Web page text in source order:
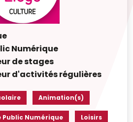
Numérique
de stages
d'activités régulières
Animation(s)
Public Numérique Loisirs